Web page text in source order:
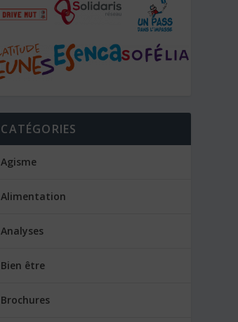
CATÉGORIES
Agisme
Alimentation
Analyses
Bien être
Brochures